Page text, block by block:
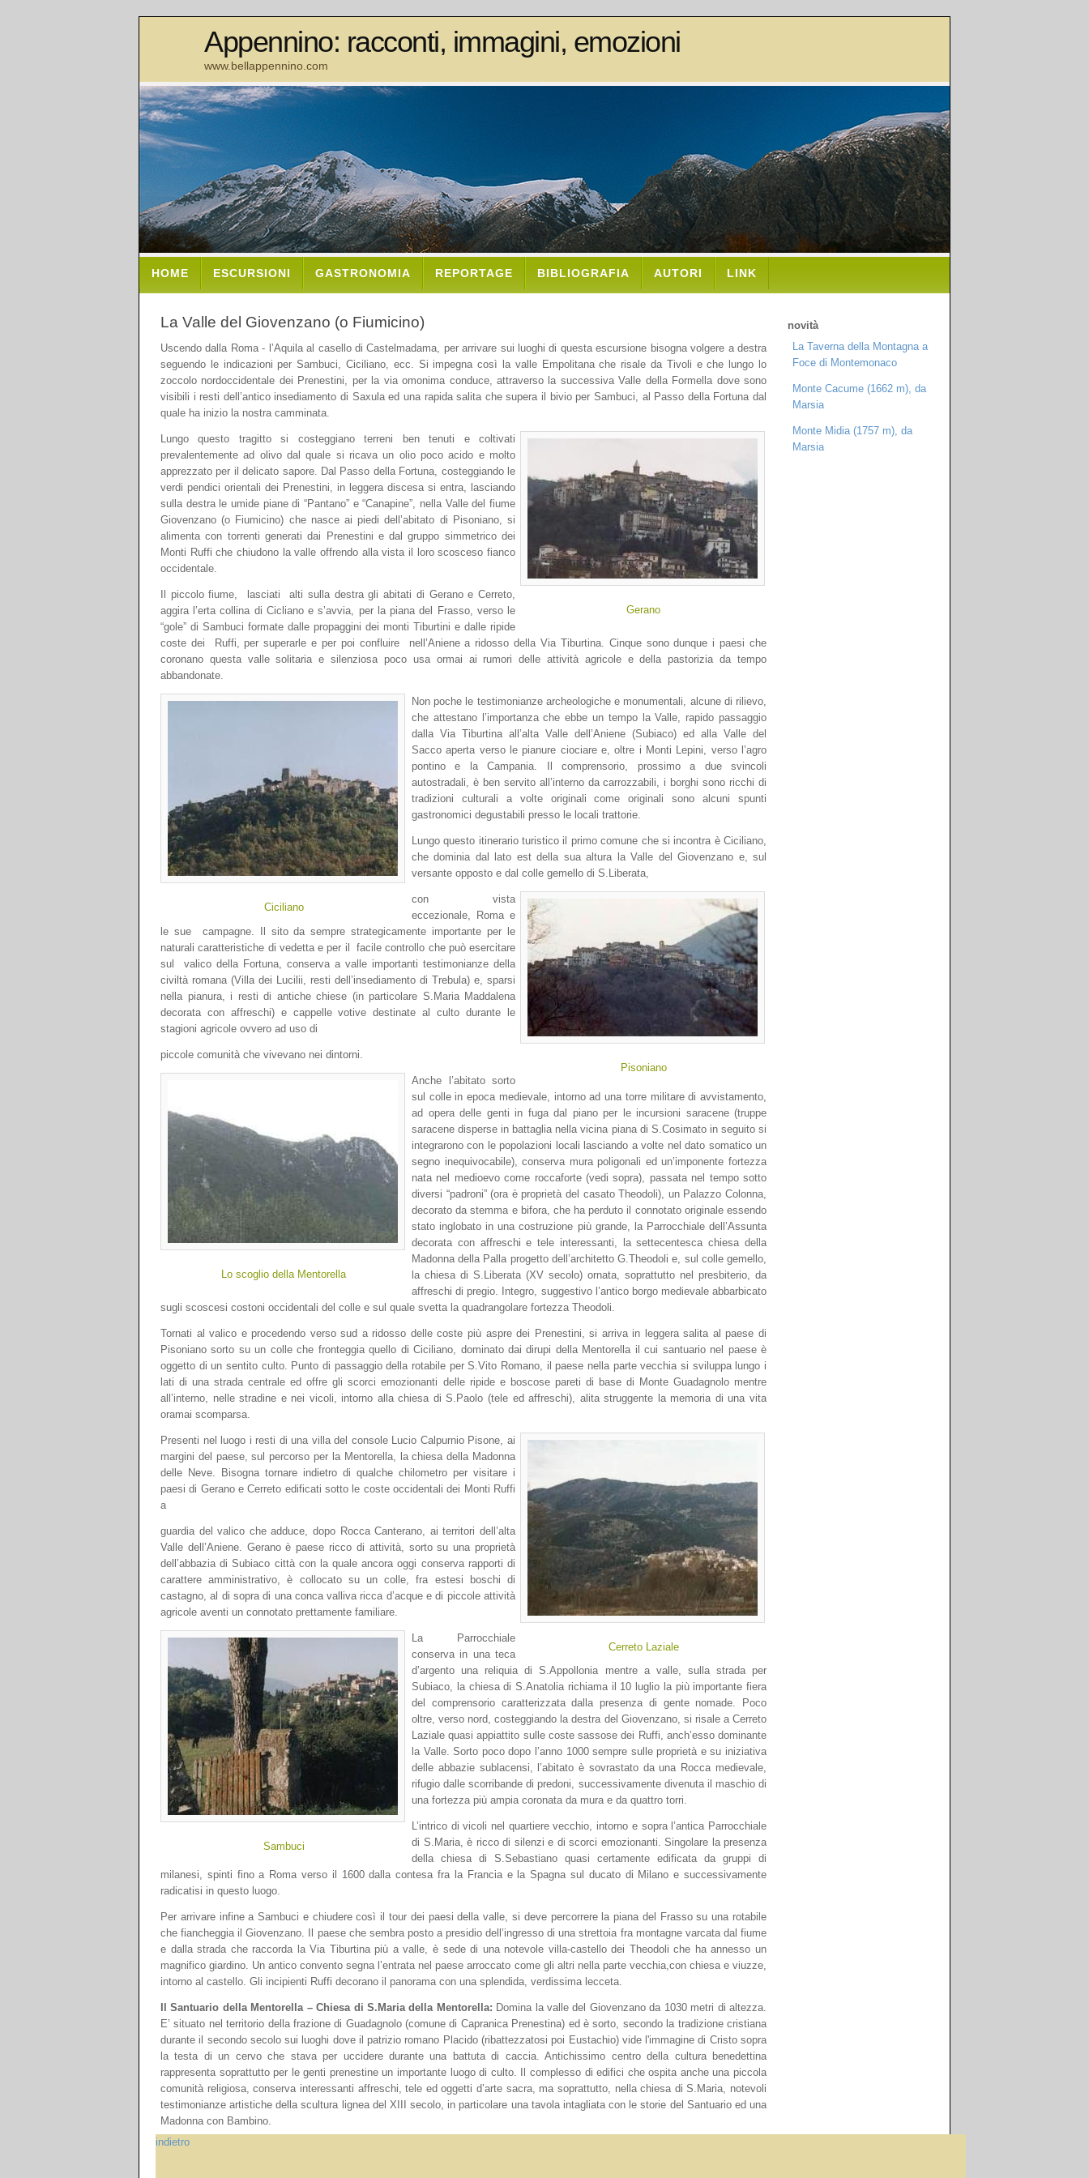
Appennino: racconti, immagini, emozioni
www.bellappennino.com
HOME ESCURSIONI GASTRONOMIA REPORTAGE BIBLIOGRAFIA AUTORI LINK
La Valle del Giovenzano (o Fiumicino)
Uscendo dalla Roma - l’Aquila al casello di Castelmadama, per arrivare sui luoghi di questa escursione bisogna volgere a destra
seguendo le indicazioni per Sambuci, Ciciliano, ecc. Si impegna così la valle Empolitana che risale da Tivoli e che lungo lo
zoccolo nordoccidentale dei Prenestini, per la via omonima conduce, attraverso la successiva Valle della Formella dove sono
visibili i resti dell’antico insediamento di Saxula ed una rapida salita che supera il bivio per Sambuci, al Passo della Fortuna dal
quale ha inizio la nostra camminata.
Gerano
Lungo questo tragitto si costeggiano terreni ben tenuti e coltivati
prevalentemente ad olivo dal quale si ricava un olio poco acido e molto
apprezzato per il delicato sapore. Dal Passo della Fortuna, costeggiando le
verdi pendici orientali dei Prenestini, in leggera discesa si entra, lasciando
sulla destra le umide piane di “Pantano” e “Canapine”, nella Valle del fiume
Giovenzano (o Fiumicino) che nasce ai piedi dell’abitato di Pisoniano, si
alimenta con torrenti generati dai Prenestini e dal gruppo simmetrico dei
Monti Ruffi che chiudono la valle offrendo alla vista il loro scosceso fianco
occidentale.
Il piccolo fiume, lasciati alti sulla destra gli abitati di Gerano e Cerreto,
aggira l’erta collina di Cicliano e s’avvia, per la piana del Frasso, verso le
“gole” di Sambuci formate dalle propaggini dei monti Tiburtini e dalle ripide
coste dei Ruffi, per superarle e per poi confluire nell’Aniene a ridosso della Via Tiburtina. Cinque sono dunque i paesi che
coronano questa valle solitaria e silenziosa poco usa ormai ai rumori delle attività agricole e della pastorizia da tempo
abbandonate.
Ciciliano
Non poche le testimonianze archeologiche e monumentali, alcune di rilievo,
che attestano l’importanza che ebbe un tempo la Valle, rapido passaggio
dalla Via Tiburtina all’alta Valle dell’Aniene (Subiaco) ed alla Valle del
Sacco aperta verso le pianure ciociare e, oltre i Monti Lepini, verso l’agro
pontino e la Campania. Il comprensorio, prossimo a due svincoli
autostradali, è ben servito all’interno da carrozzabili, i borghi sono ricchi di
tradizioni culturali a volte originali come originali sono alcuni spunti
gastronomici degustabili presso le locali trattorie.
Lungo questo itinerario turistico il primo comune che si incontra è Ciciliano,
che dominia dal lato est della sua altura la Valle del Giovenzano e, sul
versante opposto e dal colle gemello di S.Liberata,
Pisoniano
con vista
eccezionale, Roma e
le sue campagne. Il sito da sempre strategicamente importante per le
naturali caratteristiche di vedetta e per il facile controllo che può esercitare
sul valico della Fortuna, conserva a valle importanti testimonianze della
civiltà romana (Villa dei Lucilii, resti dell’insediamento di Trebula) e, sparsi
nella pianura, i resti di antiche chiese (in particolare S.Maria Maddalena
decorata con affreschi) e cappelle votive destinate al culto durante le
stagioni agricole ovvero ad uso di
piccole comunità che vivevano nei dintorni.
Lo scoglio della Mentorella
Anche l’abitato sorto
sul colle in epoca medievale, intorno ad una torre militare di avvistamento,
ad opera delle genti in fuga dal piano per le incursioni saracene (truppe
saracene disperse in battaglia nella vicina piana di S.Cosimato in seguito si
integrarono con le popolazioni locali lasciando a volte nel dato somatico un
segno inequivocabile), conserva mura poligonali ed un’imponente fortezza
nata nel medioevo come roccaforte (vedi sopra), passata nel tempo sotto
diversi “padroni” (ora è proprietà del casato Theodoli), un Palazzo Colonna,
decorato da stemma e bifora, che ha perduto il connotato originale essendo
stato inglobato in una costruzione più grande, la Parrocchiale dell’Assunta
decorata con affreschi e tele interessanti, la settecentesca chiesa della
Madonna della Palla progetto dell’architetto G.Theodoli e, sul colle gemello,
la chiesa di S.Liberata (XV secolo) ornata, soprattutto nel presbiterio, da
affreschi di pregio. Integro, suggestivo l’antico borgo medievale abbarbicato
sugli scoscesi costoni occidentali del colle e sul quale svetta la quadrangolare fortezza Theodoli.
Tornati al valico e procedendo verso sud a ridosso delle coste più aspre dei Prenestini, si arriva in leggera salita al paese di
Pisoniano sorto su un colle che fronteggia quello di Ciciliano, dominato dai dirupi della Mentorella il cui santuario nel paese è
oggetto di un sentito culto. Punto di passaggio della rotabile per S.Vito Romano, il paese nella parte vecchia si sviluppa lungo i
lati di una strada centrale ed offre gli scorci emozionanti delle ripide e boscose pareti di base di Monte Guadagnolo mentre
all’interno, nelle stradine e nei vicoli, intorno alla chiesa di S.Paolo (tele ed affreschi), alita struggente la memoria di una vita
oramai scomparsa.
Cerreto Laziale
Presenti nel luogo i resti di una villa del console Lucio Calpurnio Pisone, ai
margini del paese, sul percorso per la Mentorella, la chiesa della Madonna
delle Neve. Bisogna tornare indietro di qualche chilometro per visitare i
paesi di Gerano e Cerreto edificati sotto le coste occidentali dei Monti Ruffi
a
guardia del valico che adduce, dopo Rocca Canterano, ai territori dell’alta
Valle dell’Aniene. Gerano è paese ricco di attività, sorto su una proprietà
dell’abbazia di Subiaco città con la quale ancora oggi conserva rapporti di
carattere amministrativo, è collocato su un colle, fra estesi boschi di
castagno, al di sopra di una conca valliva ricca d’acque e di piccole attività
agricole aventi un connotato prettamente familiare.
Sambuci
La Parrocchiale
conserva in una teca
d’argento una reliquia di S.Appollonia mentre a valle, sulla strada per
Subiaco, la chiesa di S.Anatolia richiama il 10 luglio la più importante fiera
del comprensorio caratterizzata dalla presenza di gente nomade. Poco
oltre, verso nord, costeggiando la destra del Giovenzano, si risale a Cerreto
Laziale quasi appiattito sulle coste sassose dei Ruffi, anch’esso dominante
la Valle. Sorto poco dopo l’anno 1000 sempre sulle proprietà e su iniziativa
delle abbazie sublacensi, l’abitato è sovrastato da una Rocca medievale,
rifugio dalle scorribande di predoni, successivamente divenuta il maschio di
una fortezza più ampia coronata da mura e da quattro torri.
L’intrico di vicoli nel quartiere vecchio, intorno e sopra l’antica Parrocchiale
di S.Maria, è ricco di silenzi e di scorci emozionanti. Singolare la presenza
della chiesa di S.Sebastiano quasi certamente edificata da gruppi di
milanesi, spinti fino a Roma verso il 1600 dalla contesa fra la Francia e la Spagna sul ducato di Milano e successivamente
radicatisi in questo luogo.
Per arrivare infine a Sambuci e chiudere così il tour dei paesi della valle, si deve percorrere la piana del Frasso su una rotabile
che fiancheggia il Giovenzano. Il paese che sembra posto a presidio dell’ingresso di una strettoia fra montagne varcata dal fiume
e dalla strada che raccorda la Via Tiburtina più a valle, è sede di una notevole villa-castello dei Theodoli che ha annesso un
magnifico giardino. Un antico convento segna l’entrata nel paese arroccato come gli altri nella parte vecchia,con chiesa e viuzze,
intorno al castello. Gli incipienti Ruffi decorano il panorama con una splendida, verdissima lecceta.
Il Santuario della Mentorella – Chiesa di S.Maria della Mentorella: Domina la valle del Giovenzano da 1030 metri di altezza.
E’ situato nel territorio della frazione di Guadagnolo (comune di Capranica Prenestina) ed è sorto, secondo la tradizione cristiana
durante il secondo secolo sui luoghi dove il patrizio romano Placido (ribattezzatosi poi Eustachio) vide l'immagine di Cristo sopra
la testa di un cervo che stava per uccidere durante una battuta di caccia. Antichissimo centro della cultura benedettina
rappresenta soprattutto per le genti prenestine un importante luogo di culto. Il complesso di edifici che ospita anche una piccola
comunità religiosa, conserva interessanti affreschi, tele ed oggetti d’arte sacra, ma soprattutto, nella chiesa di S.Maria, notevoli
testimonianze artistiche della scultura lignea del XIII secolo, in particolare una tavola intagliata con le storie del Santuario ed una
Madonna con Bambino.
indietro
novità
La Taverna della Montagna a
Foce di Montemonaco
Monte Cacume (1662 m), da
Marsia
Monte Midia (1757 m), da
Marsia